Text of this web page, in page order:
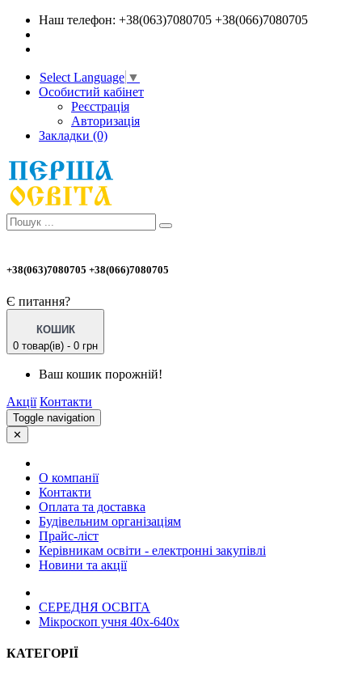
Наш телефон: +38(063)7080705 +38(066)7080705
Select Language ▼
Особистий кабінет
Реєстрація
Авторизація
Закладки (0)
+38(063)7080705 +38(066)7080705
Є питання?
КОШИК
0 товар(ів) - 0 грн
Ваш кошик порожній!
Акції Контакти
Toggle navigation
✕
О компанії
Контакти
Оплата та доставка
Будівельним організаціям
Прайс-ліст
Керівникам освіти - електронні закупівлі
Новини та акції
СЕРЕДНЯ ОСВIТА
Мікроскоп учня 40x-640x
КАТЕГОРІЇ